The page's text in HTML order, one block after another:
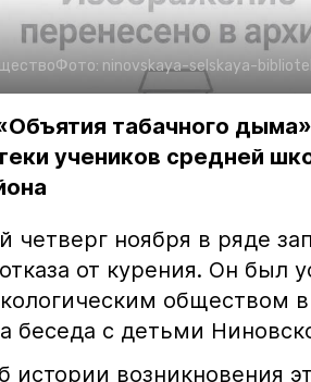
Фото: ninovskaya-selskaya-
табачного
учеников средней
четверг ноября в ряде
от курения. Он был
обществом в
беседа с детьми
возникновения